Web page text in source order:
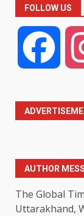
FOLLOW US
AUTHOR
The Global
Uttarakhand,